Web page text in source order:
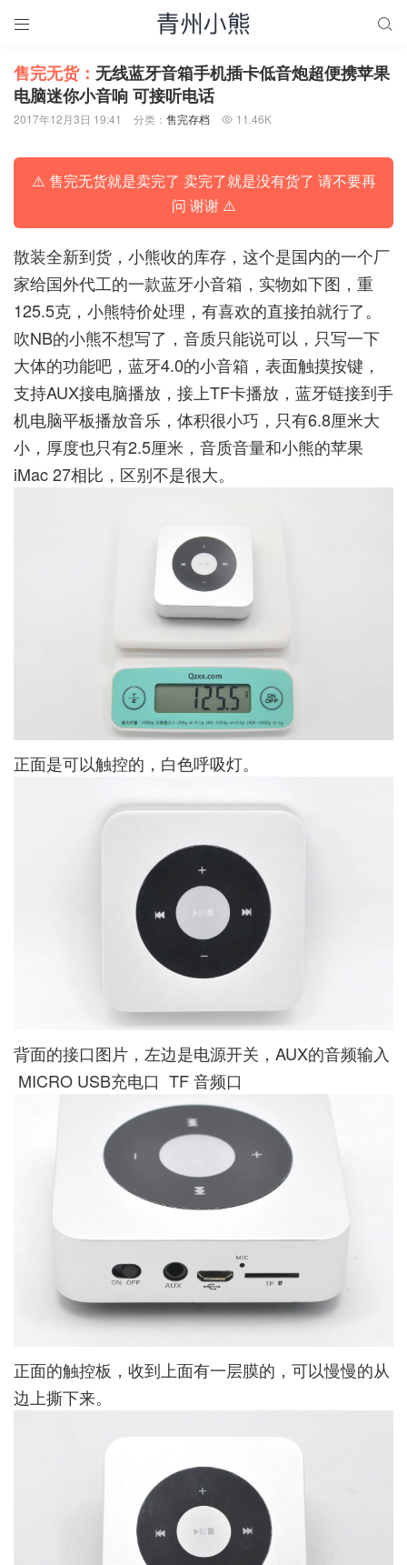
 
售完无货： 无线蓝牙音箱手机插卡低音炮超便携苹果
电脑迷你小音响 可接听电话
2017年12月3日 19:41 分类： 售完存档  11.46K
⚠️ 售完无货就是卖完了 卖完了就是没有货了 请不要再
问 谢谢 ⚠️
散装全新到货，小熊收的库存，这个是国内的一个厂
家给国外代工的一款蓝牙小音箱，实物如下图，重
125.5克，小熊特价处理，有喜欢的直接拍就行了。
吹NB的小熊不想写了，音质只能说可以，只写一下
大体的功能吧，蓝牙4.0的小音箱，表面触摸按键，
支持AUX接电脑播放，接上TF卡播放，蓝牙链接到手
机电脑平板播放音乐，体积很小巧，只有6.8厘米大
小，厚度也只有2.5厘米，音质音量和小熊的苹果
iMac 27相比，区别不是很大。
正面是可以触控的，白色呼吸灯。
背面的接口图片，左边是电源开关，AUX的音频输入
MICRO USB充电口 TF 音频口
正面的触控板，收到上面有一层膜的，可以慢慢的从
边上撕下来。